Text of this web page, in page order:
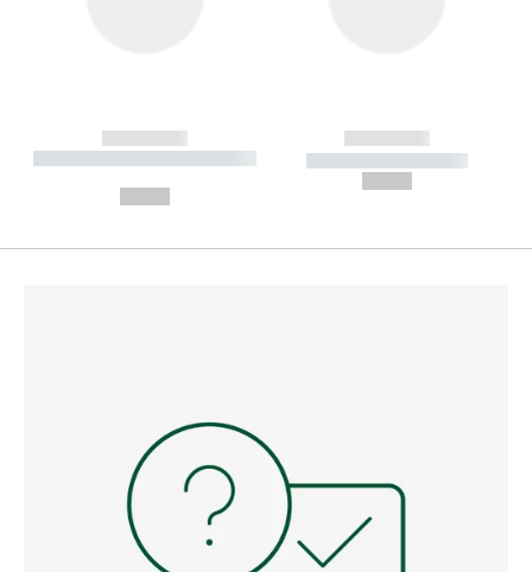
------------
----------- ----------- --------
------------
----------- -----------